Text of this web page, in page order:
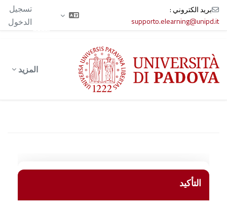
بريد الكتروني :
supporto.elearning@unipd.it
تسجيل
الدخول
المزيد
التأكيد